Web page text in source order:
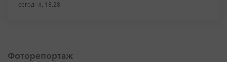
сегодня, 18:28
Фоторепортаж